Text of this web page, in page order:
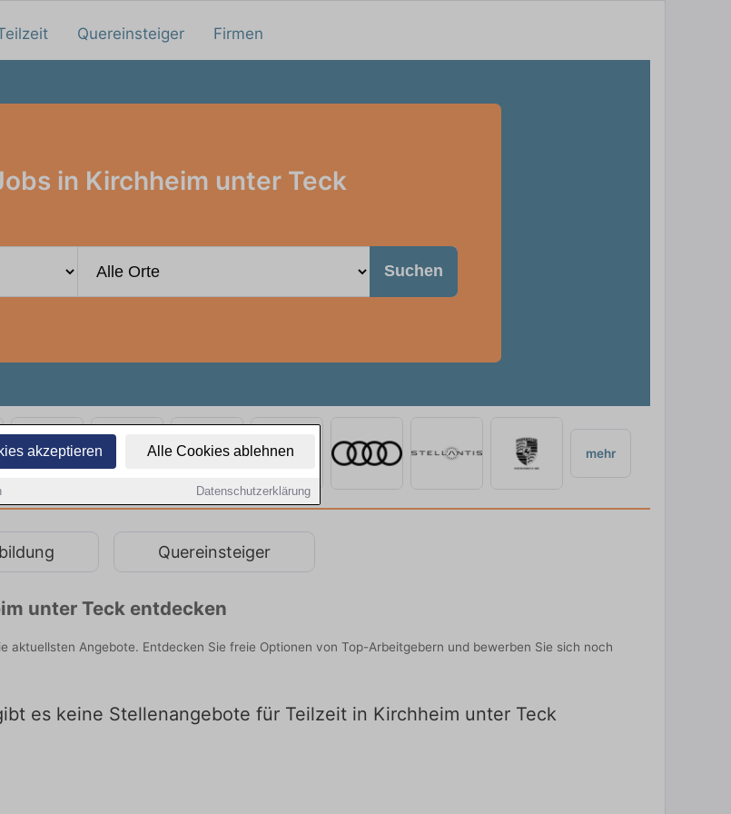
akzeptieren Alle Cookies ablehnen
Datenschutzerklärung
Quereinsteiger Firmen
in Kirchheim unter Teck
Suchen
mehr
Quereinsteiger
unter Teck entdecken
aktuellsten Angebote. Entdecken Sie freie Optionen von Top-Arbeitgebern und bewerben Sie sich noch
es keine Stellenangebote für Teilzeit in Kirchheim unter Teck